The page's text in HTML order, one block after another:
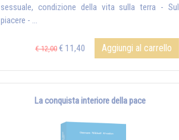
sessuale, condizione della vita sulla terra - Sul
piacere - ...
€ 12,00 € 11,40 Aggiungi al carrello
La conquista interiore della pace